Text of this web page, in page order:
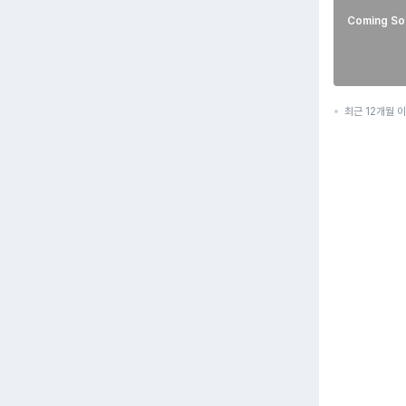
Coming
최근 12개월